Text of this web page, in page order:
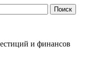
и финансов